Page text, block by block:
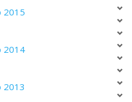
2015
2014
2013